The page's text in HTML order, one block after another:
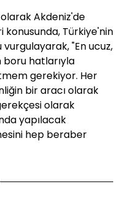
olarak Akdeniz'de
Türkiye'nin
"En ucuz,
boru hatlarıyla
gerekiyor. Her
bir aracı olarak
olarak
yapılacak
hep beraber